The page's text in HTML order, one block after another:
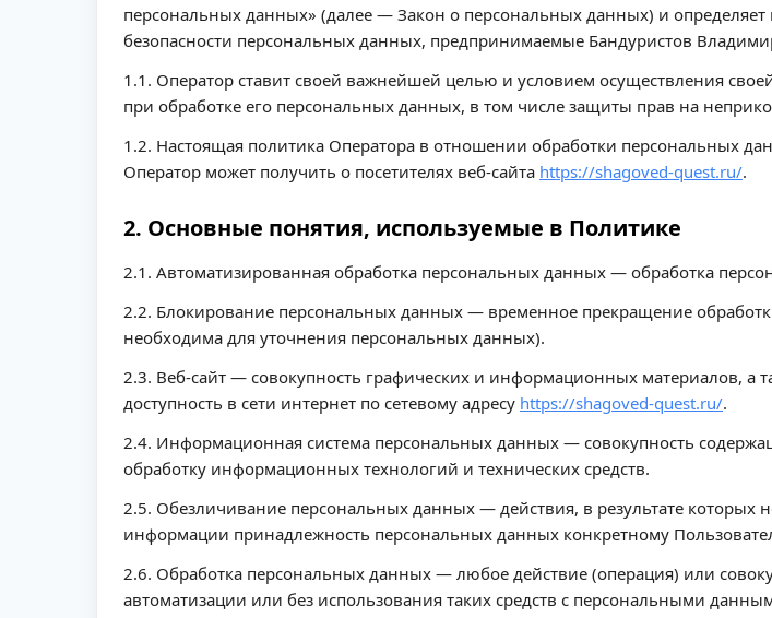
персональных данных» (далее — Закон о персональных данных) и
безопасности персональных данных, предпринимаемые Бандуристов
1.1. Оператор ставит своей важнейшей целью и условием осуществления
при обработке его персональных данных, в том числе защиты прав на
1.2. Настоящая политика Оператора в отношении обработки персональных
Оператор может получить о посетителях веб-сайта https://shagoved-quest.ru/.
2. Основные понятия, используемые в Политике
2.1. Автоматизированная обработка персональных данных — обработка
2.2. Блокирование персональных данных — временное прекращение
необходима для уточнения персональных данных).
2.3. Веб-сайт — совокупность графических и информационных материалов,
доступность в сети интернет по сетевому адресу https://shagoved-quest.ru/.
2.4. Информационная система персональных данных — совокупность
обработку информационных технологий и технических средств.
2.5. Обезличивание персональных данных — действия, в результате которых
информации принадлежность персональных данных конкретному
2.6. Обработка персональных данных — любое действие (операция) или
автоматизации или без использования таких средств с персональными